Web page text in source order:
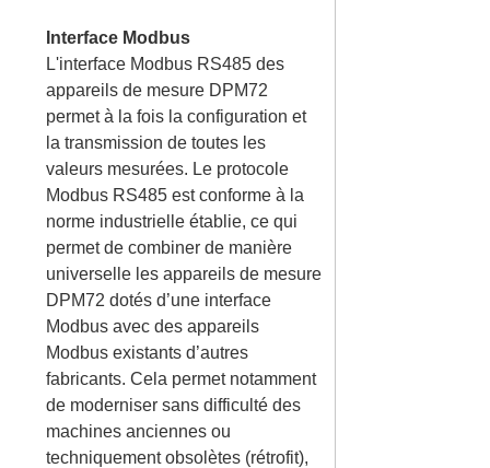
Interface Modbus
L'interface Modbus RS485 des
appareils de mesure DPM72
permet à la fois la configuration et
la transmission de toutes les
valeurs mesurées. Le protocole
Modbus RS485 est conforme à la
norme industrielle établie, ce qui
permet de combiner de manière
universelle les appareils de mesure
DPM72 dotés d’une interface
Modbus avec des appareils
Modbus existants d’autres
fabricants. Cela permet notamment
de moderniser sans difficulté des
machines anciennes ou
techniquement obsolètes (rétrofit),